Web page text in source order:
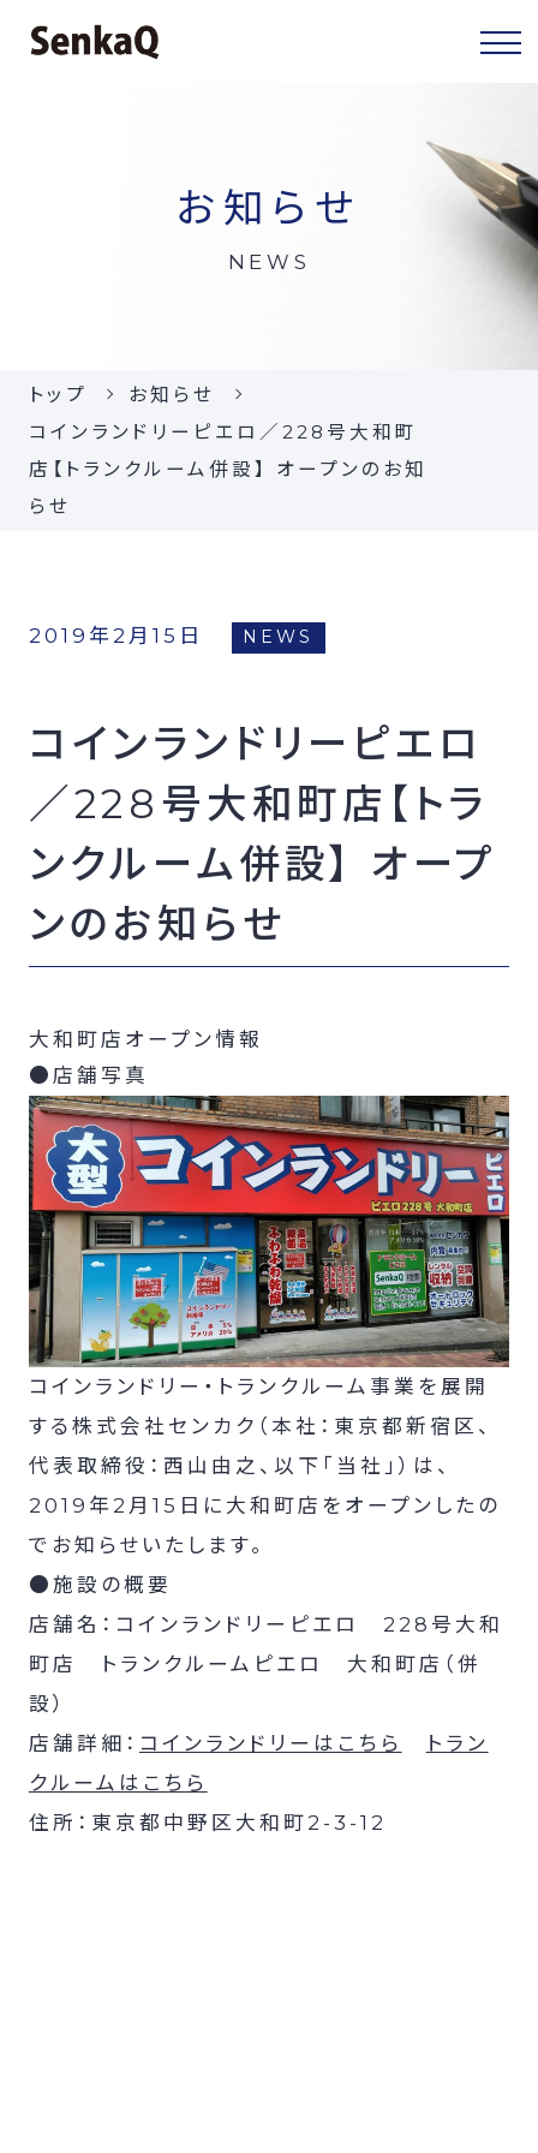
当社の事業
お知らせ
NEWS
トップ
お知らせ
コインランドリーピエロ／228号大和町
店【トランクルーム併設】 オープンのお知
らせ
2019年2月15日 NEWS
コインランドリーピエロ
／228号大和町店【トラ
ンクルーム併設】 オープ
ンのお知らせ
大和町店オープン情報
●店舗写真
コインランドリー・トランクルーム事業を展開
する株式会社センカク（本社：東京都新宿区、
代表取締役：西山由之、以下「当社」）は、
2019年2月15日に大和町店をオープンしたの
でお知らせいたします。
●施設の概要
店舗名：コインランドリーピエロ 228号大和
町店 トランクルームピエロ 大和町店（併
設）
店舗詳細： コインランドリーはこちら
トラン
クルームはこちら
住所：東京都中野区大和町2-3-12